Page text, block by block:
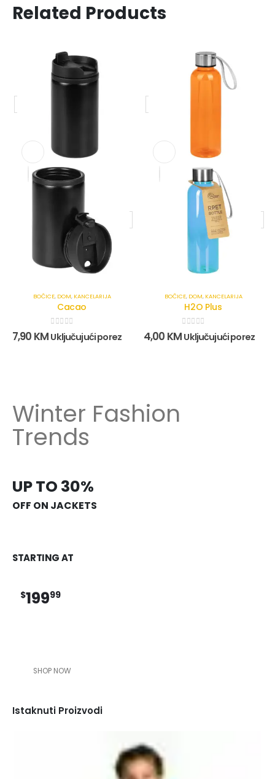
Related Products
BOČICE, DOM, KANCELARIJA
Cacao
out of 5
7,90 KM Uključujući porez
BOČICE, DOM, KANCELARIJA
H2O Plus
out of 5
4,00 KM Uključujući porez
Winter Fashion
Trends
UP TO 30%
OFF ON JACKETS
STARTING AT
$19999
SHOP NOW
Istaknuti Proizvodi